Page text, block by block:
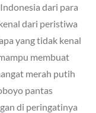
dari para
dari peristiwa
yang tidak kenal
membuat
merah putih
pantas
di peringatinya